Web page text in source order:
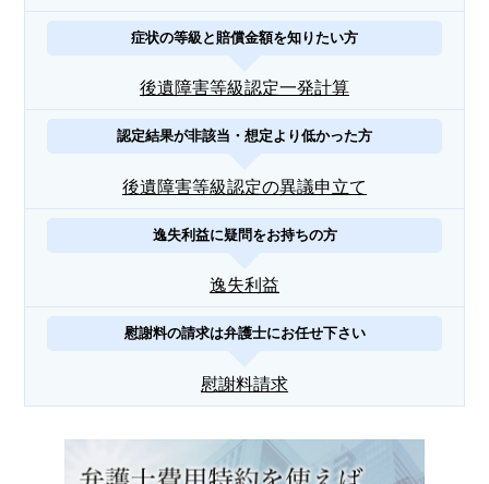
症状の等級と賠償金額を知りたい方
後遺障害等級認定一発計算
認定結果が非該当・想定より低かった方
後遺障害等級認定の異議申立て
逸失利益に疑問をお持ちの方
逸失利益
慰謝料の請求は弁護士にお任せ下さい
慰謝料請求